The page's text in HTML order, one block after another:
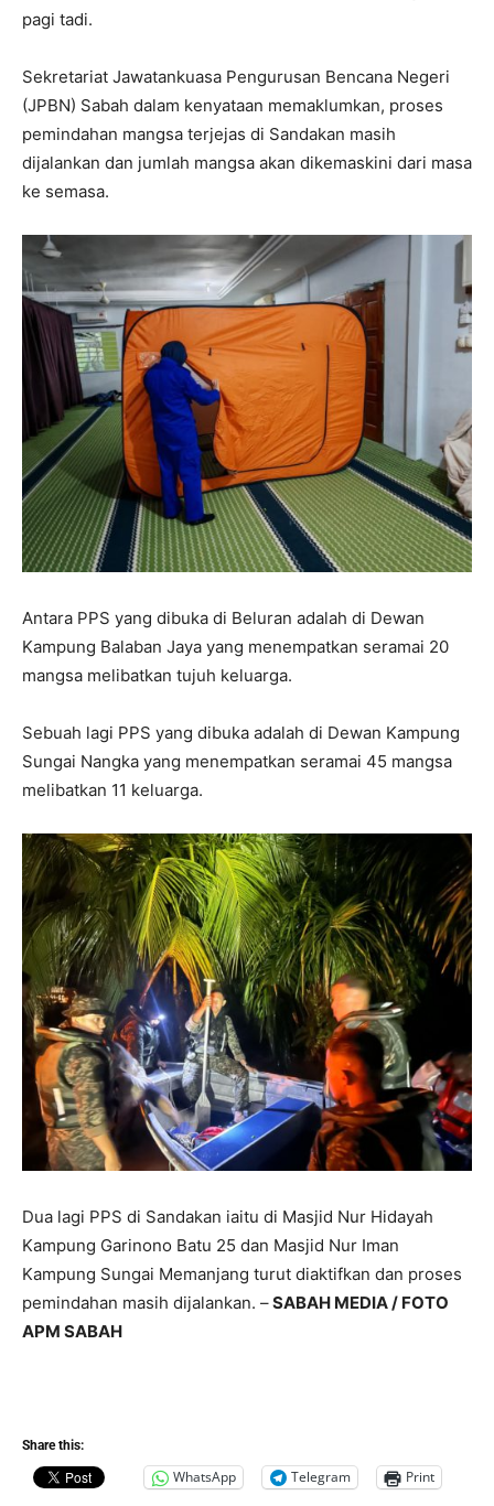
pagi tadi.
Sekretariat Jawatankuasa Pengurusan Bencana Negeri
(JPBN) Sabah dalam kenyataan memaklumkan, proses
pemindahan mangsa terjejas di Sandakan masih
dijalankan dan jumlah mangsa akan dikemaskini dari masa
ke semasa.
Antara PPS yang dibuka di Beluran adalah di Dewan
Kampung Balaban Jaya yang menempatkan seramai 20
mangsa melibatkan tujuh keluarga.
Sebuah lagi PPS yang dibuka adalah di Dewan Kampung
Sungai Nangka yang menempatkan seramai 45 mangsa
melibatkan 11 keluarga.
Dua lagi PPS di Sandakan iaitu di Masjid Nur Hidayah
Kampung Garinono Batu 25 dan Masjid Nur Iman
Kampung Sungai Memanjang turut diaktifkan dan proses
pemindahan masih dijalankan. –SABAH MEDIA / FOTO
APM SABAH
Share this:
WhatsApp Telegram Print